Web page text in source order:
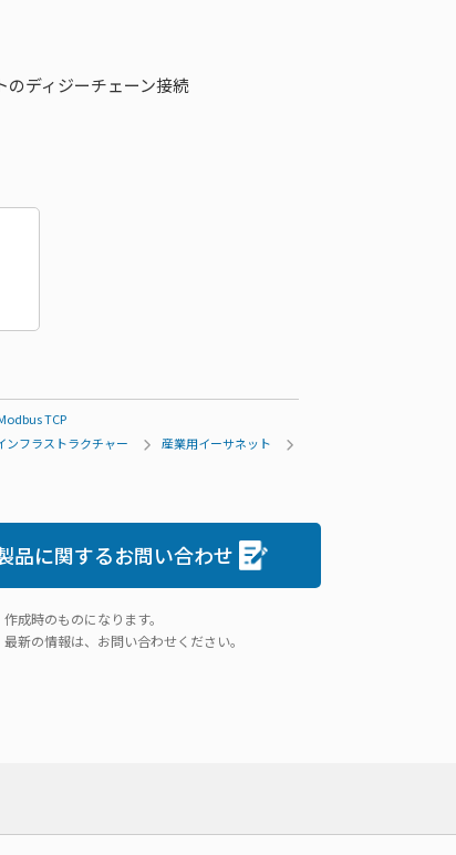
ディジーチェーン接続
TCP
ンフラストラクチャー
産業用イーサネット
品に関するお問い合わせ
成時のものになります。
新の情報は、お問い合わせください。